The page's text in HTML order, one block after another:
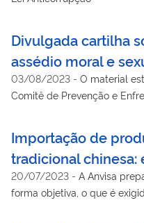
Divulgada cartilha
assédio moral e
03/08/2023 - O material
Comitê de Prevenção e
Importação de
tradicional chinesa:
20/07/2023 - A Anvisa
forma objetiva, o que é